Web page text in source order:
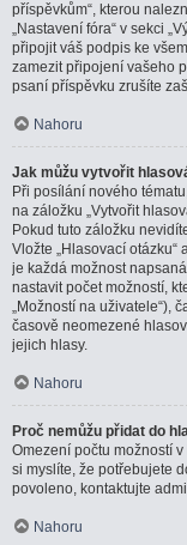
příspěvkům“, kterou
„Nastavení fóra“ v sekci
připojit váš podpis ke
zamezit připojení vašeho
psaní příspěvku zrušíte
Nahoru
Jak můžu vytvořit
Při posílání nového
na záložku „Vytvořit
Pokud tuto záložku
Vložte „Hlasovací otázku“
je každá možnost
nastavit počet možností,
„Možností na uživatele“),
časově neomezené
jejich hlasy.
Nahoru
Proč nemůžu přidat do
Omezení počtu možností
si myslíte, že potřebujete
povoleno, kontaktujte
Nahoru